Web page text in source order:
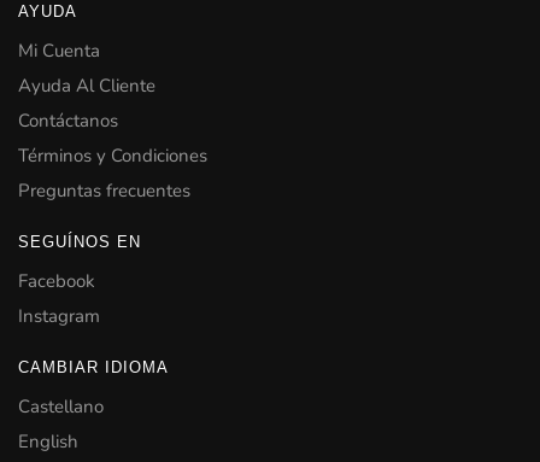
AYUDA
Mi Cuenta
Ayuda Al Cliente
Contáctanos
Términos y Condiciones
Preguntas frecuentes
SEGUÍNOS EN
Facebook
Instagram
CAMBIAR IDIOMA
Castellano
English